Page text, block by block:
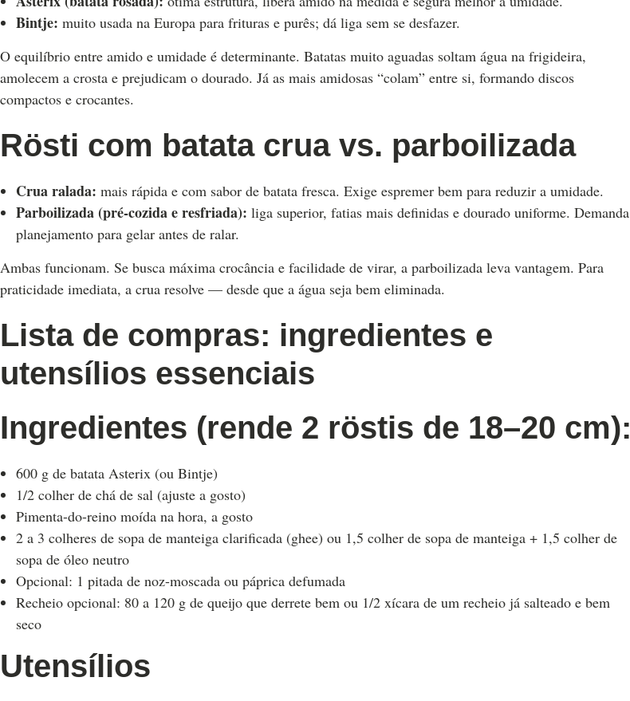
Bintje: muito usada na Europa para frituras e purês; dá liga sem se desfazer.
O equilíbrio entre amido e umidade é determinante. Batatas muito aguadas soltam água na frigideira,
amolecem a crosta e prejudicam o dourado. Já as mais amidosas “colam” entre si, formando discos
compactos e crocantes.
Rösti com batata crua vs. parboilizada
Crua ralada: mais rápida e com sabor de batata fresca. Exige espremer bem para reduzir a umidade.
Parboilizada (pré-cozida e resfriada): liga superior, fatias mais definidas e dourado uniforme. Demanda
planejamento para gelar antes de ralar.
Ambas funcionam. Se busca máxima crocância e facilidade de virar, a parboilizada leva vantagem. Para
praticidade imediata, a crua resolve — desde que a água seja bem eliminada.
Lista de compras: ingredientes e
utensílios essenciais
Ingredientes (rende 2 röstis de 18–20 cm):
600 g de batata Asterix (ou Bintje)
1/2 colher de chá de sal (ajuste a gosto)
Pimenta-do-reino moída na hora, a gosto
2 a 3 colheres de sopa de manteiga clarificada (ghee) ou 1,5 colher de sopa de manteiga + 1,5 colher de
sopa de óleo neutro
Opcional: 1 pitada de noz-moscada ou páprica defumada
Recheio opcional: 80 a 120 g de queijo que derrete bem ou 1/2 xícara de um recheio já salteado e bem
seco
Utensílios